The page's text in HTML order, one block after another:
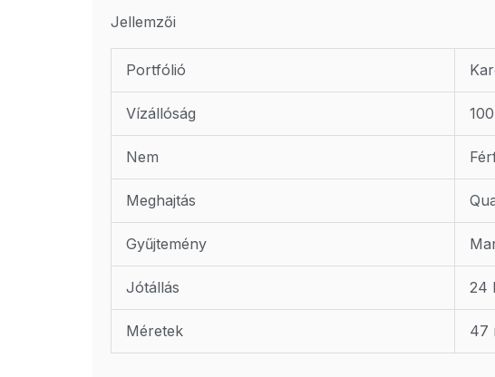
Jellemzői
Portfólió
Vízállóság
Nem
Meghajtás
Gyűjtemény
Jótállás 24
Méretek 47